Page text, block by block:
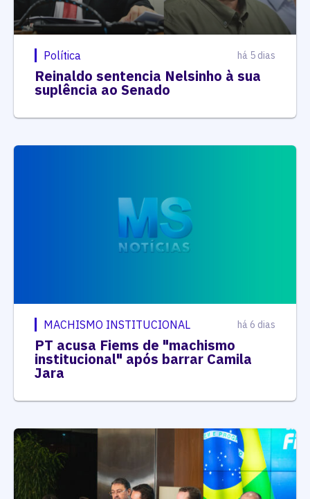
Política há 5 dias
Reinaldo sentencia Nelsinho à sua
suplência ao Senado
MACHISMO INSTITUCIONAL há 6 dias
PT acusa Fiems de "machismo
institucional" após barrar Camila
Jara